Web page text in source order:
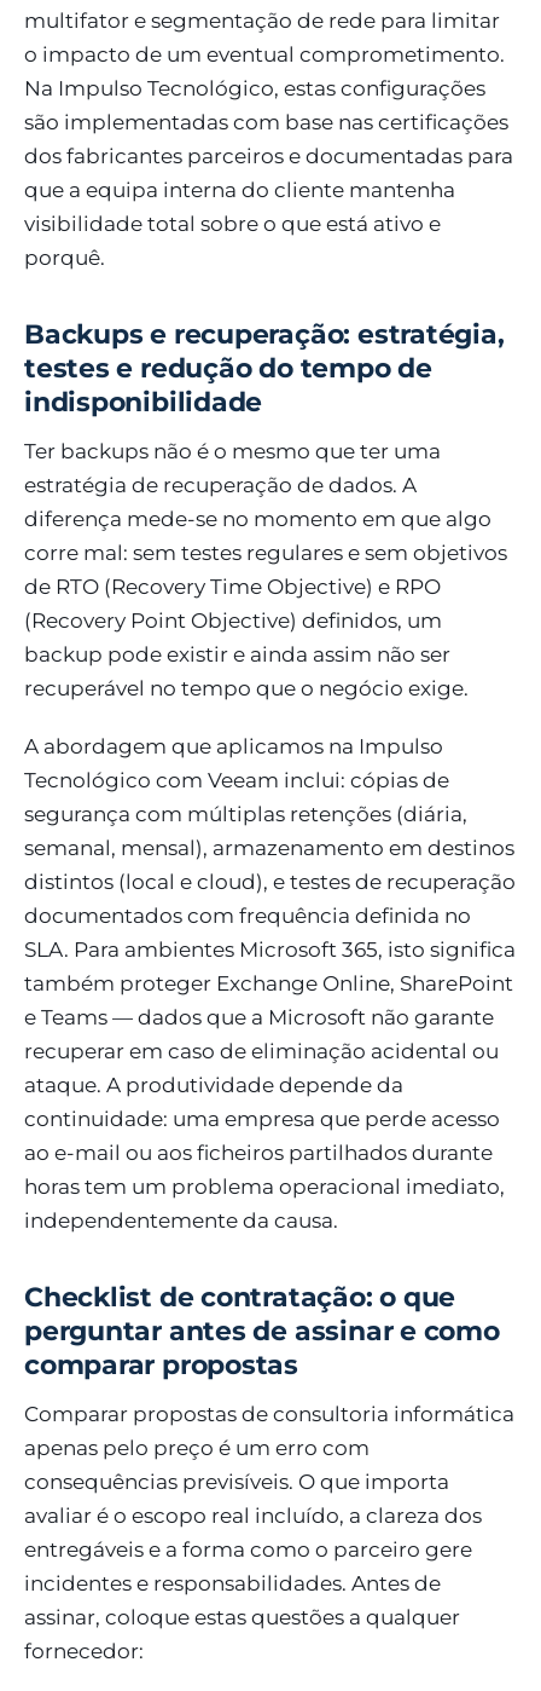
multifator e segmentação de rede para limitar
o impacto de um eventual comprometimento.
Na Impulso Tecnológico, estas configurações
são implementadas com base nas certificações
dos fabricantes parceiros e documentadas para
que a equipa interna do cliente mantenha
visibilidade total sobre o que está ativo e
porquê.
Backups e recuperação: estratégia,
testes e redução do tempo de
indisponibilidade
Ter backups não é o mesmo que ter uma
estratégia de recuperação de dados. A
diferença mede-se no momento em que algo
corre mal: sem testes regulares e sem objetivos
de RTO (Recovery Time Objective) e RPO
(Recovery Point Objective) definidos, um
backup pode existir e ainda assim não ser
recuperável no tempo que o negócio exige.
A abordagem que aplicamos na Impulso
Tecnológico com Veeam inclui: cópias de
segurança com múltiplas retenções (diária,
semanal, mensal), armazenamento em destinos
distintos (local e cloud), e testes de recuperação
documentados com frequência definida no
SLA. Para ambientes Microsoft 365, isto significa
também proteger Exchange Online, SharePoint
e Teams — dados que a Microsoft não garante
recuperar em caso de eliminação acidental ou
ataque. A produtividade depende da
continuidade: uma empresa que perde acesso
ao e-mail ou aos ficheiros partilhados durante
horas tem um problema operacional imediato,
independentemente da causa.
Checklist de contratação: o que
perguntar antes de assinar e como
comparar propostas
Comparar propostas de consultoria informática
apenas pelo preço é um erro com
consequências previsíveis. O que importa
avaliar é o escopo real incluído, a clareza dos
entregáveis e a forma como o parceiro gere
incidentes e responsabilidades. Antes de
assinar, coloque estas questões a qualquer
fornecedor: